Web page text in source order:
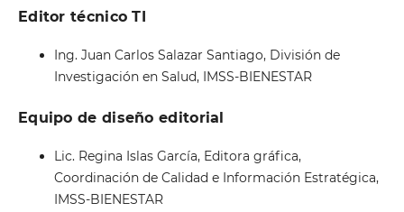
Editor técnico TI
Ing. Juan Carlos Salazar Santiago, División de
Investigación en Salud, IMSS-BIENESTAR
Equipo de diseño editorial
Lic. Regina Islas García, Editora gráfica,
Coordinación de Calidad e Información Estratégica,
IMSS-BIENESTAR